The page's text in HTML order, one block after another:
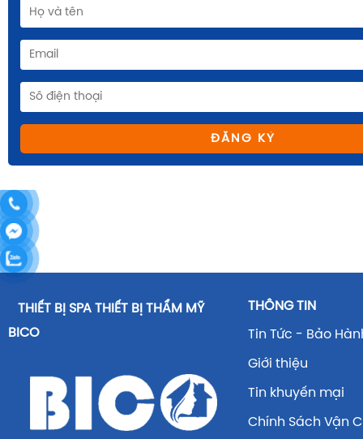
ĐĂNG KÝ
THIẾT BỊ SPA THIẾT BỊ THẨM MỸ
BICO
THÔNG TIN
Tin Tức - Bảo
Giới thiệu
Tin khuyến mại
Chính Sách Vận